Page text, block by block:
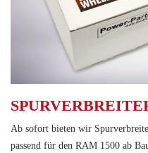
Ab sofort bieten wir
passend für den RAM 1500 ab